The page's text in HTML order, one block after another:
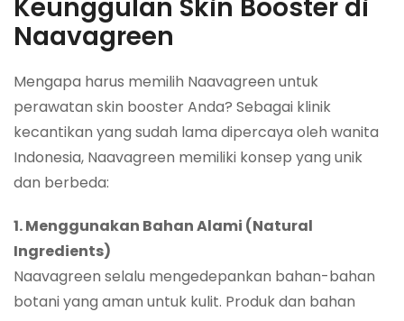
Keunggulan Skin Booster di
Naavagreen
Mengapa harus memilih Naavagreen untuk
perawatan skin booster Anda? Sebagai klinik
kecantikan yang sudah lama dipercaya oleh wanita
Indonesia, Naavagreen memiliki konsep yang unik
dan berbeda:
1. Menggunakan Bahan Alami (Natural
Ingredients)
Naavagreen selalu mengedepankan bahan-bahan
botani yang aman untuk kulit. Produk dan bahan